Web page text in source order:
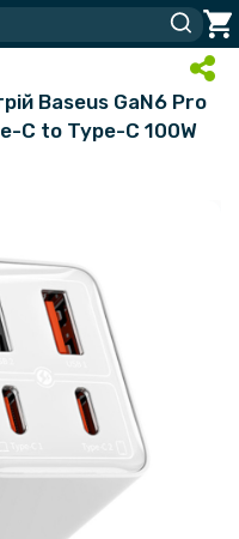
Baseus GaN6 Pro
C to Type-C 100W